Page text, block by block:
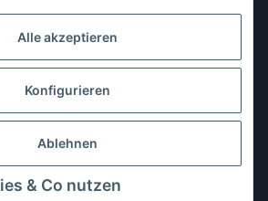
Alle akzeptieren
Konfigurieren
Ablehnen
& Co nutzen
14:00–16:00 Uhr
Uhr
Uhr